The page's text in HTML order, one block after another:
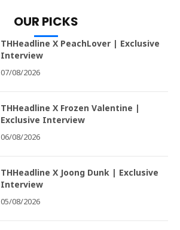
OUR PICKS
THHeadline X PeachLover | Exclusive
Interview
07/08/2026
THHeadline X Frozen Valentine |
Exclusive Interview
06/08/2026
THHeadline X Joong Dunk | Exclusive
Interview
05/08/2026